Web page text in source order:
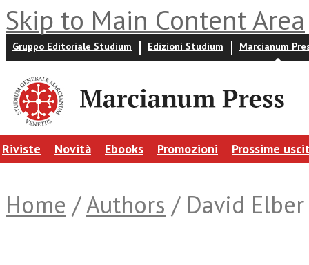
Skip to Main Content Area
Gruppo Editoriale Studium Edizioni Studium Marcianum
Riviste Novità Ebooks Promozioni Prossime
Home /Authors / David Elber